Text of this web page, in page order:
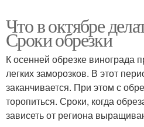
Что в октябре
Сроки обрезки
К осенней обрезке винограда
легких заморозков. В этот
заканчивается. При этом с
торопиться. Сроки, когда
зависеть от региона